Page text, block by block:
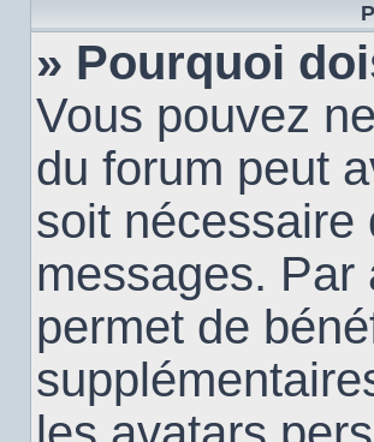
» Pourquoi
Vous pouvez
du forum peut
soit nécessaire
messages. Par
permet de